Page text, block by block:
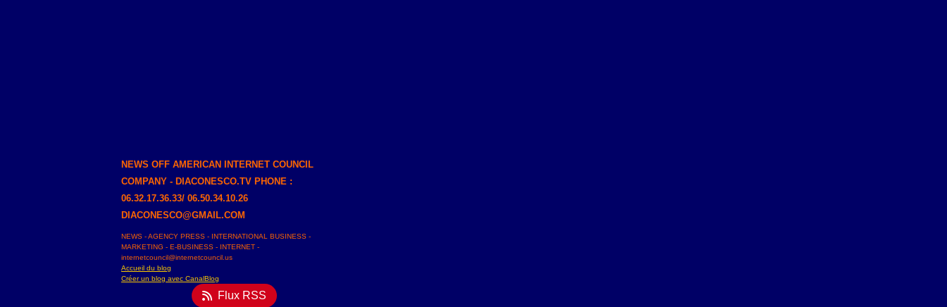
NEWS OFF AMERICAN INTERNET COUNCIL
COMPANY - DIACONESCO.TV PHONE :
06.32.17.36.33/ 06.50.34.10.26
DIACONESCO@GMAIL.COM
NEWS - AGENCY PRESS - INTERNATIONAL BUSINESS -
MARKETING - E-BUSINESS - INTERNET -
internetcouncil@internetcouncil.us
Accueil du blog
Créer un blog avec CanalBlog
Flux RSS